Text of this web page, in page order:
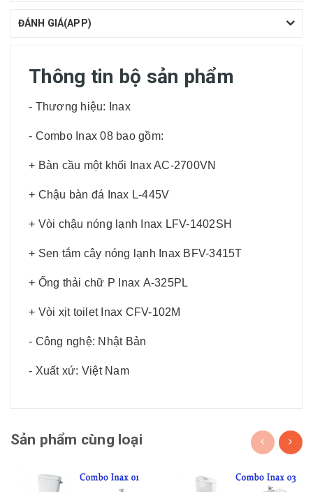
ĐÁNH GIÁ(APP)
Thông tin bộ sản phẩm
- Thương hiệu: Inax
- Combo Inax 08 bao gồm:
+ Bàn cầu một khối Inax AC-2700VN
+ Chậu bàn đá Inax L-445V
+ Vòi chậu nóng lạnh Inax LFV-1402SH
+ Sen tắm cây nóng lạnh Inax BFV-3415T
+ Ống thải chữ P Inax A-325PL
+ Vòi xịt toilet Inax CFV-102M
- Công nghệ: Nhật Bản
- Xuất xứ: Việt Nam
Sản phẩm cùng loại